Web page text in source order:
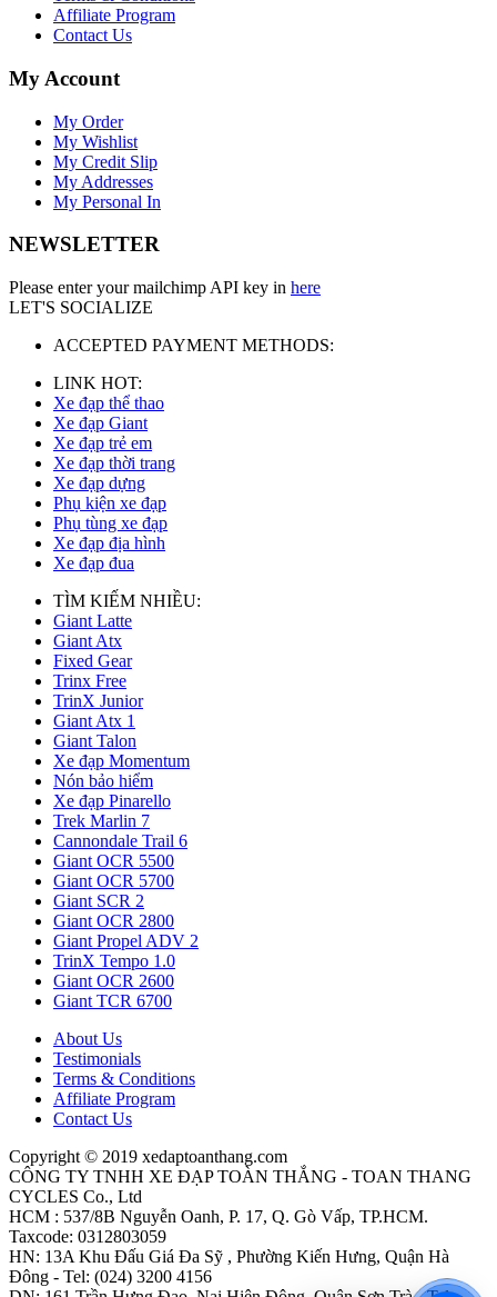
Affiliate Program
Contact Us
My Account
My Order
My Wishlist
My Credit Slip
My Addresses
My Personal In
NEWSLETTER
Please enter your mailchimp API key in here
LET'S SOCIALIZE
ACCEPTED PAYMENT METHODS:
LINK HOT:
Xe đạp thể thao
Xe đạp Giant
Xe đạp trẻ em
Xe đạp thời trang
Xe đạp dựng
Phụ kiện xe đạp
Phụ tùng xe đạp
Xe đạp địa hình
Xe đạp đua
TÌM KIẾM NHIỀU:
Giant Latte
Giant Atx
Fixed Gear
Trinx Free
TrinX Junior
Giant Atx 1
Giant Talon
Xe đạp Momentum
Nón bảo hiểm
Xe đạp Pinarello
Trek Marlin 7
Cannondale Trail 6
Giant OCR 5500
Giant OCR 5700
Giant SCR 2
Giant OCR 2800
Giant Propel ADV 2
TrinX Tempo 1.0
Giant OCR 2600
Giant TCR 6700
About Us
Testimonials
Terms & Conditions
Affiliate Program
Contact Us
Copyright © 2019 xedaptoanthang.com
CÔNG TY TNHH XE ĐẠP TOÀN THẮNG - TOAN THANG
CYCLES Co., Ltd
HCM : 537/8B Nguyễn Oanh, P. 17, Q. Gò Vấp, TP.HCM.
Taxcode: 0312803059
HN: 13A Khu Đấu Giá Đa Sỹ , Phường Kiến Hưng, Quận Hà
Đông - Tel: (024) 3200 4156